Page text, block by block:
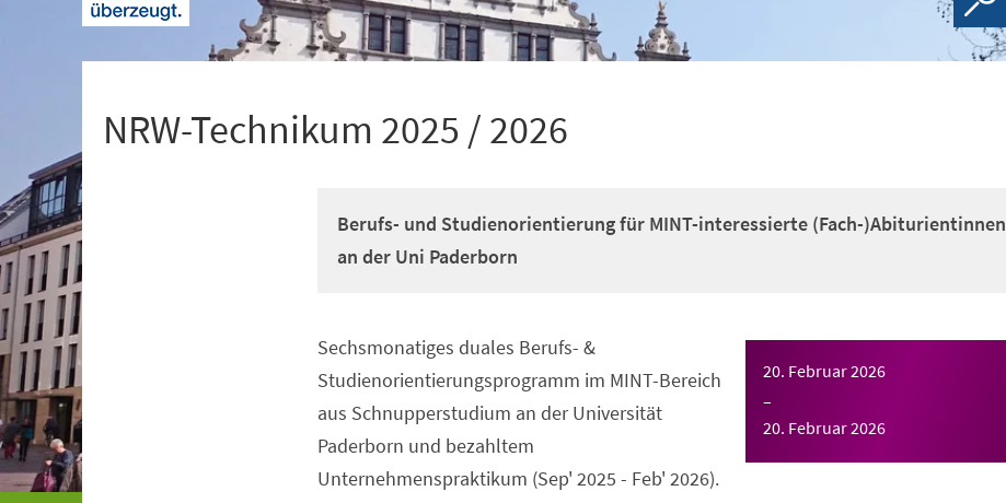
NRW-Technikum 2025 / 2026
Berufs- und Studienorientierung für MINT-interessierte (Fach-)Abiturientinnen
an der Uni Paderborn
20. Februar 2026
–
20. Februar 2026
Sechsmonatiges duales Berufs- &
Studienorientierungsprogramm im MINT-Bereich
aus Schnupperstudium an der Universität
Paderborn und bezahltem
Unternehmenspraktikum (Sep' 2025 - Feb' 2026).